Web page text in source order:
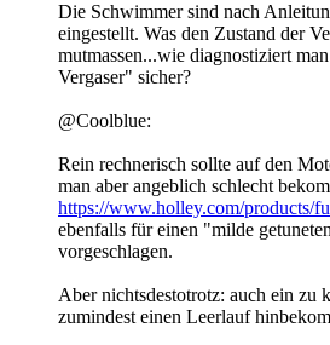
Die Schwimmer sind nach
eingestellt. Was den Zustand der
mutmassen...wie diagnostiziert
Vergaser" sicher?
@Coolblue:
Rein rechnerisch sollte auf den
man aber angeblich schlecht
https://www.holley.com/products/
ebenfalls für einen "milde
vorgeschlagen.
Aber nichtsdestotrotz: auch ein zu
zumindest einen Leerlauf